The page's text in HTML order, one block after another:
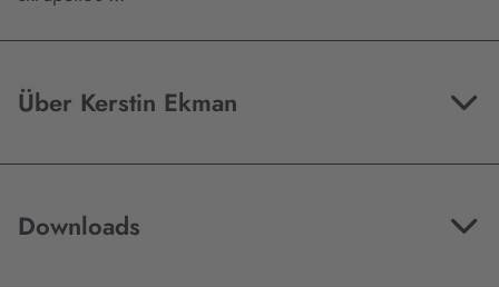
Über Kerstin Ekman
Downloads